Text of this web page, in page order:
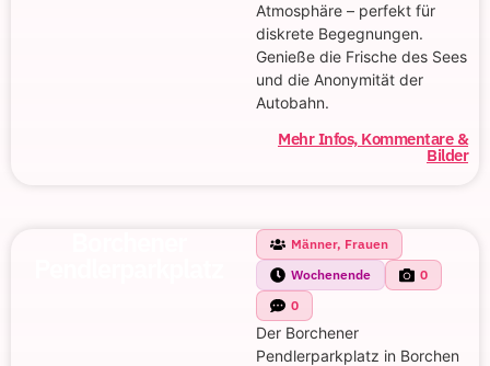
Atmosphäre – perfekt für
diskrete Begegnungen.
Genieße die Frische des Sees
und die Anonymität der
Autobahn.
Mehr Infos, Kommentare &
Bilder
Männer, Frauen
Wochenende
0
0
Der Borchener
Pendlerparkplatz in Borchen